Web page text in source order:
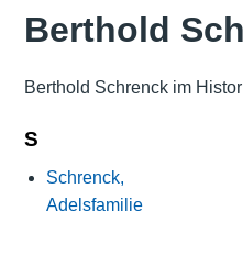
Berthold
Berthold Schrenck im
S
Schrenck,
Adelsfamilie